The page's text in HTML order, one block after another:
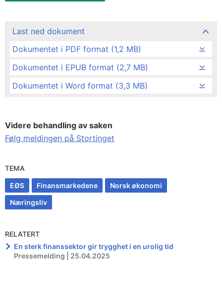
Last ned dokument
Dokumentet i PDF format (1,2 MB)
Dokumentet i EPUB format (2,7 MB)
Dokumentet i Word format (3,3 MB)
Videre behandling av saken
Følg meldingen på Stortinget
TEMA
EØS Finansmarkedene
Norsk økonomi
Næringsliv
RELATERT
En sterk finanssektor gir trygghet i en urolig tid
Pressemelding | 25.04.2025